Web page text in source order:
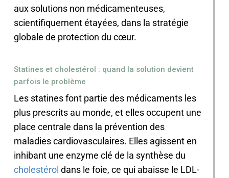
aux solutions non médicamenteuses,
scientifiquement étayées, dans la stratégie
globale de protection du cœur.
Statines et cholestérol : quand la solution devient
parfois le problème
Les statines font partie des médicaments les
plus prescrits au monde, et elles occupent une
place centrale dans la prévention des
maladies cardiovasculaires. Elles agissent en
inhibant une enzyme clé de la synthèse du
cholestérol dans le foie, ce qui abaisse le LDL-